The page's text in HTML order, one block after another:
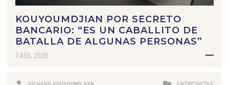
KOUYOUMDJIAN POR SECRETO
BANCARIO: “ES UN CABALLITO DE
BATALLA DE ALGUNAS PERSONAS”
7 AGO, 2026